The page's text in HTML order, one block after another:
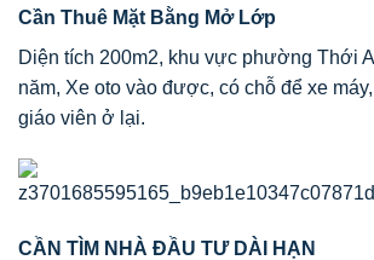
Cần Thuê Mặt Bằng Mở Lớp
Diện tích 200m2, khu vực phường Thới
năm, Xe oto vào được, có chỗ để xe
giáo viên ở lại.
CẦN TÌM NHÀ ĐẦU TƯ DÀI HẠN